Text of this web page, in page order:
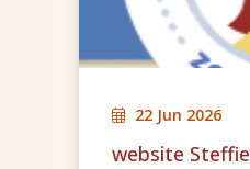
22 Jun 2026
website Steffie